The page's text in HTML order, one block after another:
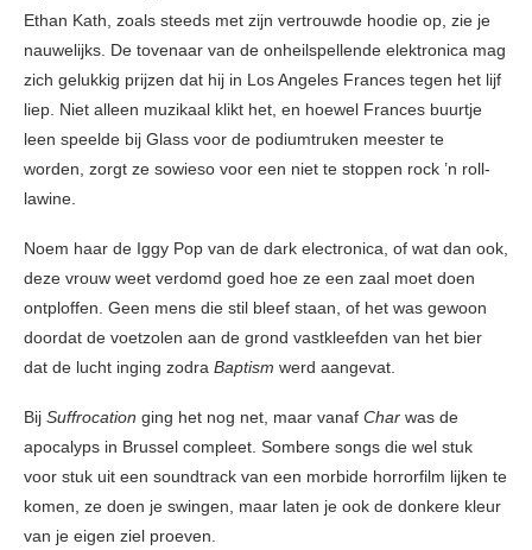
Ethan Kath, zoals steeds met zijn vertrouwde hoodie op, zie je
nauwelijks. De tovenaar van de onheilspellende elektronica mag
zich gelukkig prijzen dat hij in Los Angeles Frances tegen het lijf
liep. Niet alleen muzikaal klikt het, en hoewel Frances buurtje
leen speelde bij Glass voor de podiumtruken meester te
worden, zorgt ze sowieso voor een niet te stoppen rock ’n roll-
lawine.
Noem haar de Iggy Pop van de dark electronica, of wat dan ook,
deze vrouw weet verdomd goed hoe ze een zaal moet doen
ontploffen. Geen mens die stil bleef staan, of het was gewoon
doordat de voetzolen aan de grond vastkleefden van het bier
dat de lucht inging zodra Baptism werd aangevat.
Bij Suffrocation ging het nog net, maar vanaf Char was de
apocalyps in Brussel compleet. Sombere songs die wel stuk
voor stuk uit een soundtrack van een morbide horrorfilm lijken te
komen, ze doen je swingen, maar laten je ook de donkere kleur
van je eigen ziel proeven.